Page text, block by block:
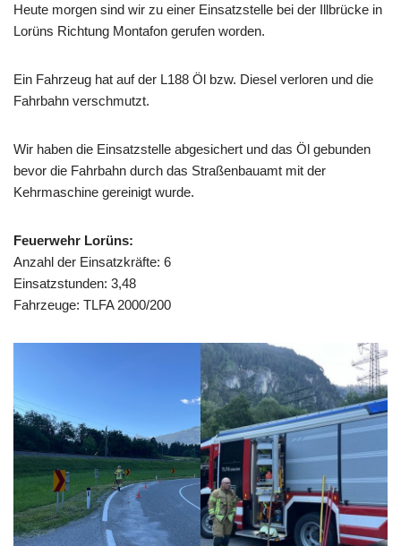
Heute morgen sind wir zu einer Einsatzstelle bei der Illbrücke in
Lorüns Richtung Montafon gerufen worden.
Ein Fahrzeug hat auf der L188 Öl bzw. Diesel verloren und die
Fahrbahn verschmutzt.
Wir haben die Einsatzstelle abgesichert und das Öl gebunden
bevor die Fahrbahn durch das Straßenbauamt mit der
Kehrmaschine gereinigt wurde.
Feuerwehr Lorüns:
Anzahl der Einsatzkräfte: 6
Einsatzstunden: 3,48
Fahrzeuge: TLFA 2000/200